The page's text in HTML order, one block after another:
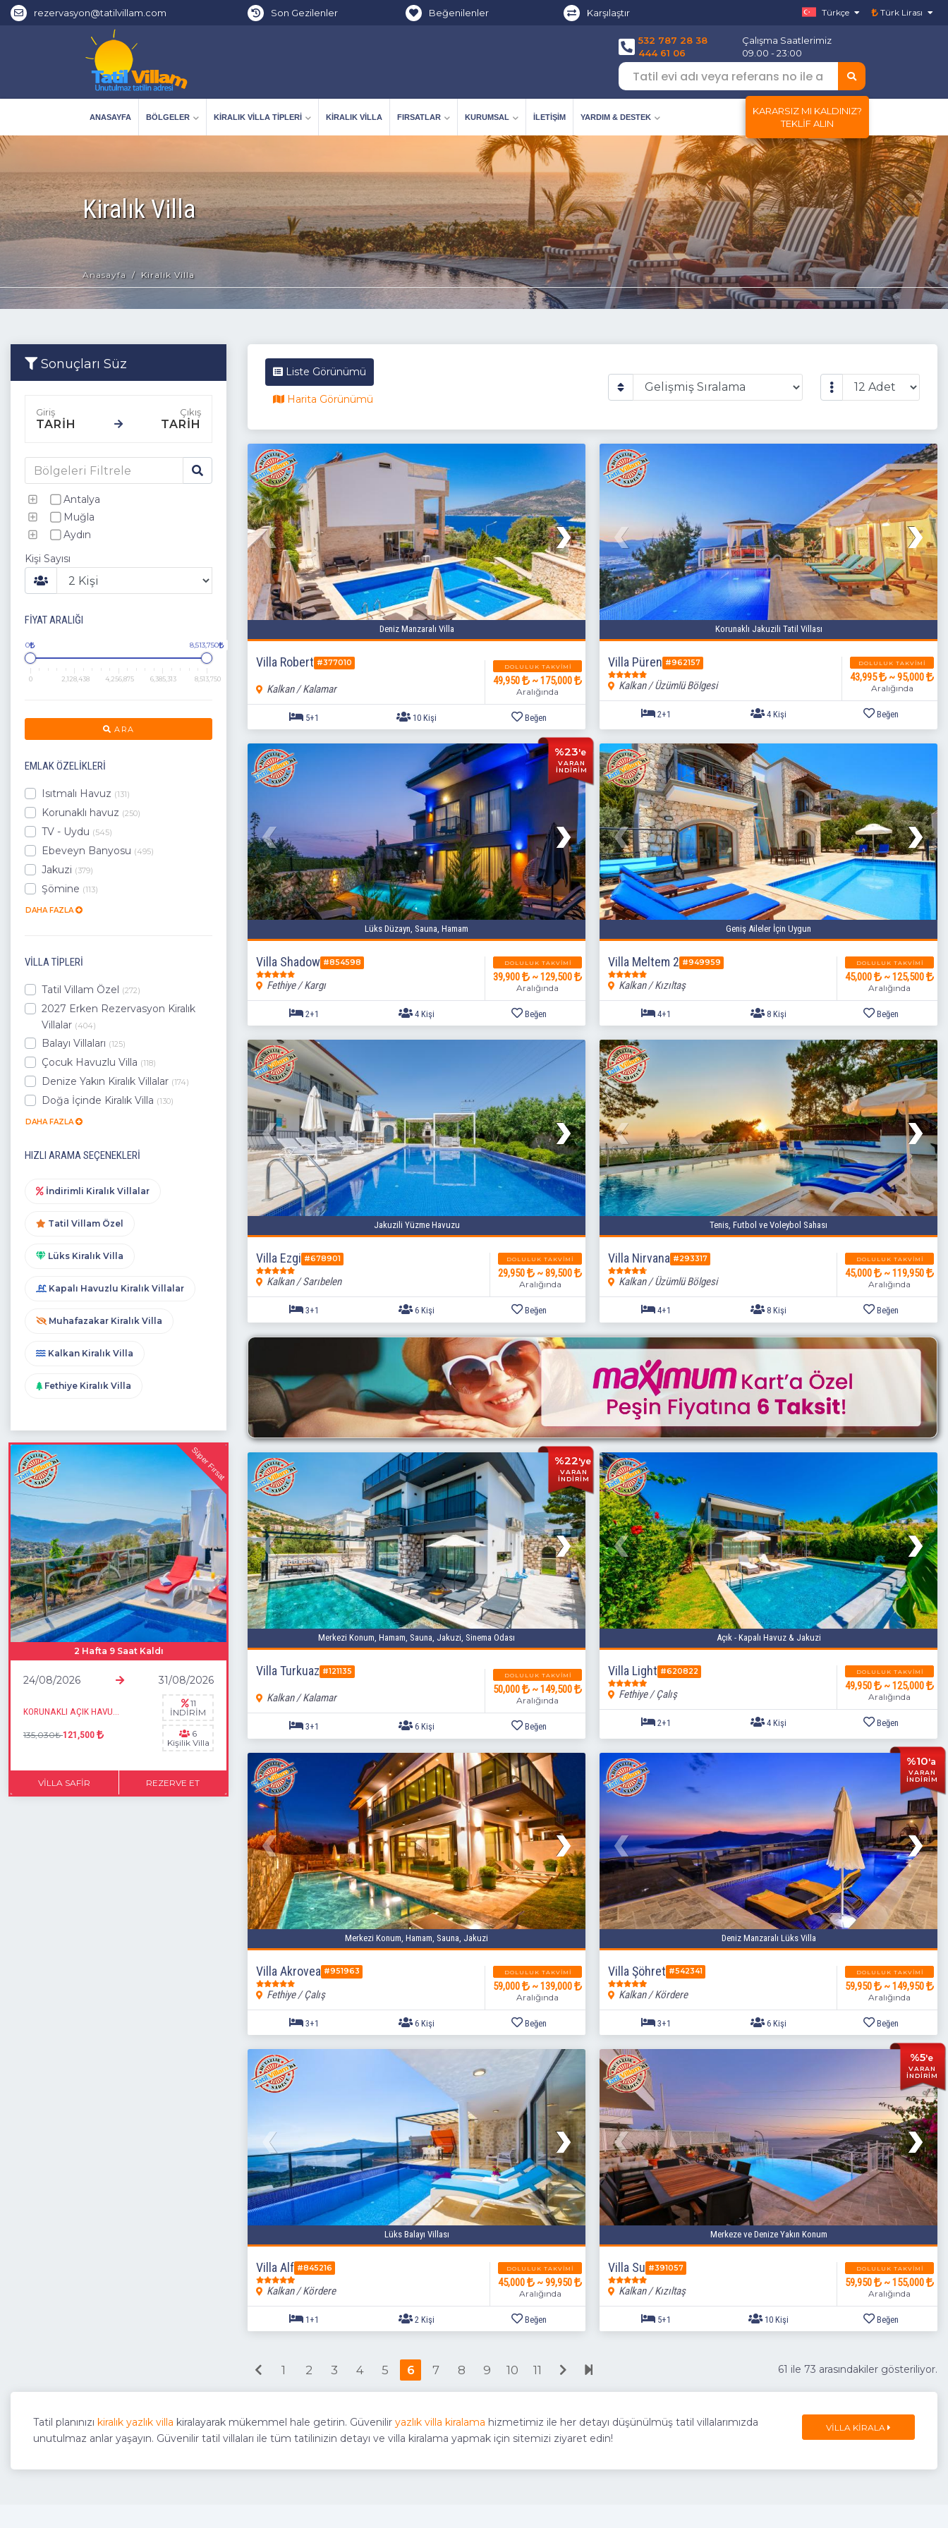
rezervasyon@tatilvillam.com Son Gezilenler Beğenilenler Karşılaştır Türkçe Türk Lirası
532 787 28 38
444 61 06
Çalışma Saatlerimiz
09.00 - 23:00
ANASAYFA BÖLGELER KIRALIK VILLA TIPLERI KIRALIK VILLA FIRSATLAR KURUMSAL İLETIŞIM YARDIM & DESTEK
KARARSIZ MI KALDINIZ?
TEKLIF ALIN
Kiralık Villa
Anasayfa Kiralık Villa
Sonuçları Süz
TARİH TARİH
Antalya
Muğla
Aydın
Kişi Sayısı
FIYAT ARALIĞI
0 8,513,750
0 2,128,438 4,256,875 6,385,313 8,513,750
ARA
EMLAK ÖZELIKLERI
Isıtmalı Havuz (131)
Korunaklı havuz (250)
TV - Uydu (545)
Ebeveyn Banyosu (495)
Jakuzi (379)
Şömine (113)
DAHA FAZLA
VILLA TIPLERI
Tatil Villam Özel (272)
2027 Erken Rezervasyon Kiralık
Villalar (404)
Balayı Villaları (125)
Çocuk Havuzlu Villa (118)
Denize Yakın Kiralık Villalar (174)
Doğa İçinde Kiralık Villa (130)
DAHA FAZLA
HIZLI ARAMA SEÇENEKLERI
İndirimli Kiralık Villalar
Tatil Villam Özel
Lüks Kiralık Villa
Kapalı Havuzlu Kiralık Villalar
Muhafazakar Kiralık Villa
Kalkan Kiralık Villa
Fethiye Kiralık Villa
Süper Fırsat
2 Hafta 9 Saat Kaldı
24/08/2026 31/08/2026
135,030₺121,500
11
İNDİRİM
6
Kişilik Villa
FIRSATI YAKALA
VILLA SAFIR REZERVE ET
Liste Görünümü
Harita Görünümü
Deniz Manzaralı Villa
Villa Robert #377010
Kalkan / Kalamar
DOLULUK TAKVIMI
49,950 ~ 175,000
Aralığında
10 Kişi Beğen
Korunaklı Jakuzili Tatil Villası
Villa Püren #962157
Kalkan / Üzümlü Bölgesi
DOLULUK TAKVIMI
43,995 ~ 95,000
Aralığında
2+1 4 Kişi
%23'e
VARAN
İNDİRİM
Lüks Düzayn, Sauna, Hamam
Villa Shadow #854598
Fethiye / Kargı
DOLULUK TAKVIMI
39,900 ~ 129,500
Aralığında
2+1 4 Kişi Beğen
Geniş Aileler İçin Uygun
Villa Meltem 2 #949959
Kalkan / Kızıltaş
DOLULUK TAKVIMI
45,000 ~ 125,500
Aralığında
4+1 8 Kişi
Jakuzili Yüzme Havuzu
Villa Ezgi #678901
Kalkan / Sarıbelen
DOLULUK TAKVIMI
29,950 ~ 89,500
Aralığında
3+1 6 Kişi Beğen
Tenis, Futbol ve Voleybol Sahası
Villa Nirvana #293317
Kalkan / Üzümlü Bölgesi
DOLULUK TAKVIMI
45,000 ~ 119,950
Aralığında
4+1 8 Kişi
%22'ye
VARAN
İNDİRİM
Merkezi Konum, Hamam, Sauna, Jakuzi, Sinema Odası
Villa Turkuaz #121135
Kalkan / Kalamar
DOLULUK TAKVIMI
50,000 ~ 149,500
Aralığında
3+1 6 Kişi Beğen
Açık - Kapalı Havuz & Jakuzi
Villa Light #620822
Fethiye / Çalış
DOLULUK TAKVIMI
49,950 ~ 125,000
Aralığında
2+1 4 Kişi
Merkezi Konum, Hamam, Sauna, Jakuzi
Villa Akrovea #951963
Fethiye / Çalış
DOLULUK TAKVIMI
59,000 ~ 139,000
Aralığında
3+1 6 Kişi Beğen
%10'a
VARAN
İNDİRİM
Deniz Manzaralı Lüks Villa
Villa Şöhret #542341
Kalkan / Kördere
DOLULUK TAKVIMI
59,950 ~ 149,950
Aralığında
3+1 6 Kişi
Lüks Balayı Villası
Villa Alf #845216
Kalkan / Kördere
DOLULUK TAKVIMI
45,000 ~ 99,950
Aralığında
%5'e
VARAN
İNDİRİM
Merkeze ve Denize Yakın Konum
Villa Su #391057
Kalkan / Kızıltaş
DOLULUK TAKVIMI
59,950 ~ 155,000
Aralığında
1 2 3 4 5 6 7 8 9 10 11 61 ile 73 arasındakiler gösteriliyor.
Tatil planınızı kiralık yazlık villa kiralayarak mükemmel hale getirin. Güvenilir yazlık villa kiralama hizmetimiz ile her detayı düşünülmüş tatil villalarımızda
unutulmaz anlar yaşayın. Güvenilir tatil villaları ile tüm tatilinizin detayı ve villa kiralama yapmak için sitemizi ziyaret edin!
VILLA KIRALA